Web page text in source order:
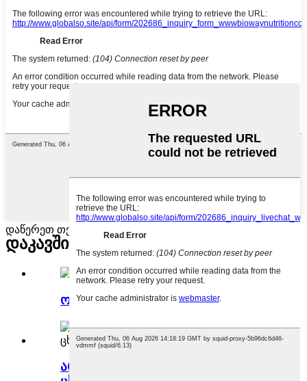
დაწერეთ თქვენი შეტყობინება აქ და გამოგვიგზავნეთ
დაკავშირებულიპროდუქტები
ორგანული შავი სეზამის ფხვნილი
არაქისის ცილის ფხვნილი